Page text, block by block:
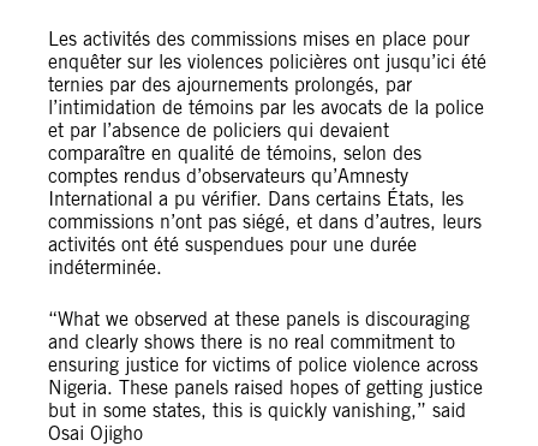
Les activités des commissions mises en place pour
enquêter sur les violences policières ont jusqu’ici été
ternies par des ajournements prolongés, par
l’intimidation de témoins par les avocats de la police
et par l’absence de policiers qui devaient
comparaître en qualité de témoins, selon des
comptes rendus d’observateurs qu’Amnesty
International a pu vérifier. Dans certains États, les
commissions n’ont pas siégé, et dans d’autres, leurs
activités ont été suspendues pour une durée
indéterminée.
“What we observed at these panels is discouraging
and clearly shows there is no real commitment to
ensuring justice for victims of police violence across
Nigeria. These panels raised hopes of getting justice
but in some states, this is quickly vanishing,” said
Osai Ojigho